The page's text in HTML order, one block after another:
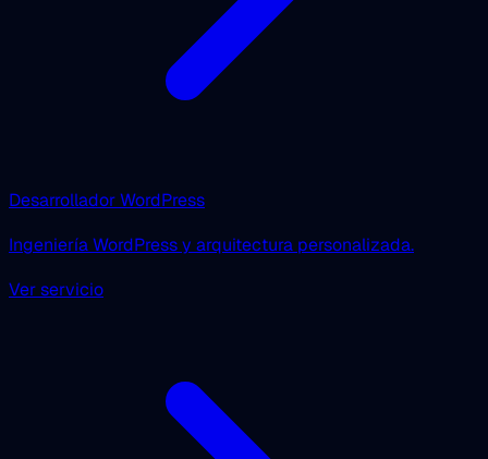
Desarrollador WordPress
Ingeniería WordPress y arquitectura personalizada.
Ver servicio